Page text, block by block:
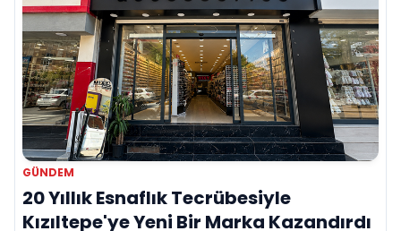
GÜNDEM
20 Yıllık Esnaflık Tecrübesiyle
Kızıltepe'ye Yeni Bir Marka Kazandırdı